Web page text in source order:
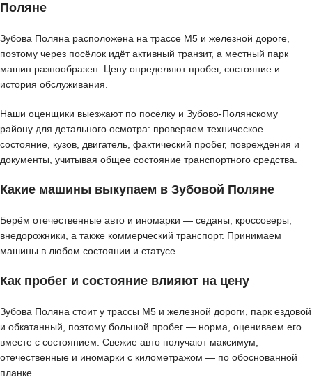
Поляне
Зубова Поляна расположена на трассе М5 и железной дороге,
поэтому через посёлок идёт активный транзит, а местный парк
машин разнообразен. Цену определяют пробег, состояние и
история обслуживания.
Наши оценщики выезжают по посёлку и Зубово-Полянскому
району для детального осмотра: проверяем техническое
состояние, кузов, двигатель, фактический пробег, повреждения и
документы, учитывая общее состояние транспортного средства.
Какие машины выкупаем в Зубовой Поляне
Берём отечественные авто и иномарки — седаны, кроссоверы,
внедорожники, а также коммерческий транспорт. Принимаем
машины в любом состоянии и статусе.
Как пробег и состояние влияют на цену
Зубова Поляна стоит у трассы М5 и железной дороги, парк ездовой
и обкатанный, поэтому большой пробег — норма, оцениваем его
вместе с состоянием. Свежие авто получают максимум,
отечественные и иномарки с километражом — по обоснованной
планке.